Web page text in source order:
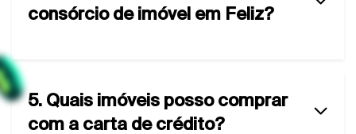
consórcio de imóvel em Feliz?
5. Quais imóveis posso comprar
com a carta de crédito?